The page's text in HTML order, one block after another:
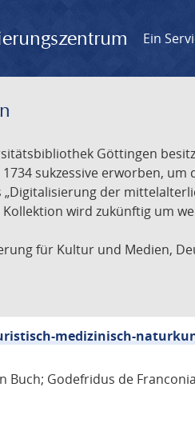
Ein
Göttingen
sukzessive erworben,
der
wird zukünftig um
für Kultur und Medien,
medizinisch-
Buch; Godefridus de